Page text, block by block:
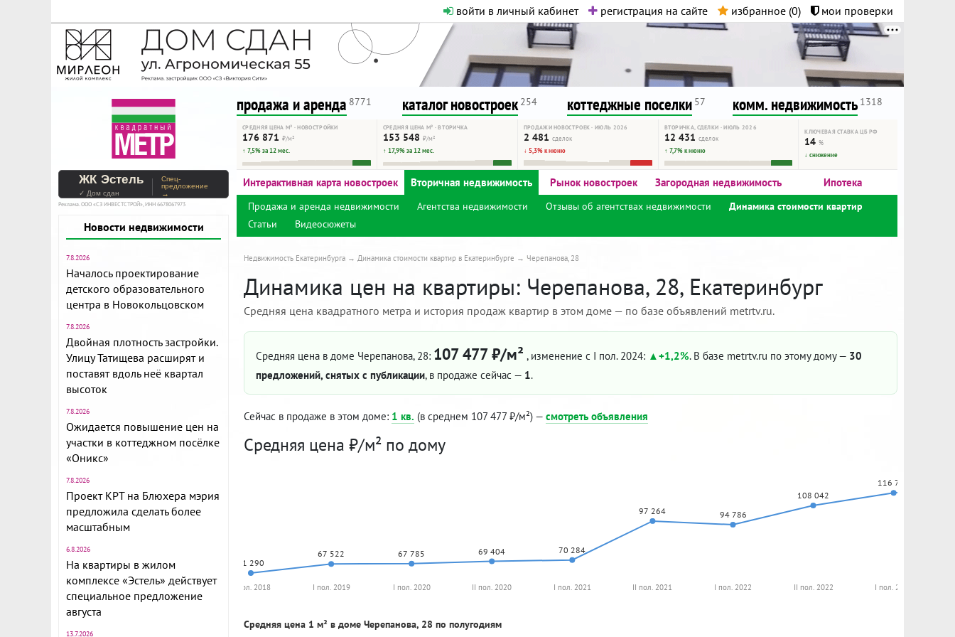
войти в личный кабинет регистрация на сайте избранное (0) мои проверки
На Метре реклама - только нормальная. Никакого шок-контента.
Помогайте независимому ресурсу, как он помогает вам. Удачи!
продажа и аренда 8771 каталог новостроек 254 коттеджные поселки 57 комм. недвижимость 1318
СРЕДНЯЯ ЦЕНА М² · НОВОСТРОЙКИ
176 871 ₽/м²
↑ 7,5% за 12 мес.
СРЕДНЯЯ ЦЕНА М² · ВТОРИЧКА
153 548 ₽/м²
↑ 17,9% за 12 мес.
ПРОДАЖИ НОВОСТРОЕК · ИЮЛЬ 2026
2 481 сделок
↓ 5,3% к июню
ВТОРИЧКА, СДЕЛКИ · ИЮЛЬ 2026
12 431 сделок
↑ 7,7% к июню
КЛЮЧЕВАЯ СТАВКА ЦБ РФ
14%
↓ снижение
ЖК Эстель
✓ Дом сдан
Спец-
предложение
→
Реклама. ООО «СЗ ИНВЕСТСТРОЙ», ИНН 6678067973
Новости недвижимости
7.8.2026
Началось проектирование
детского образовательного
центра в Новокольцовском
7.8.2026
Двойная плотность застройки.
Улицу Татищева расширят и
поставят вдоль неё квартал
высоток
7.8.2026
Ожидается повышение цен на
участки в коттеджном посёлке
«Оникс»
7.8.2026
Проект КРТ на Блюхера мэрия
предложила сделать более
масштабным
6.8.2026
На квартиры в жилом
комплексе «Эстель» действует
специальное предложение
августа
13.7.2026
Интерактивная карта новостроек Вторичная недвижимость Рынок новостроек Загородная недвижимость Ипотека
Продажа и аренда недвижимости Агентства недвижимости Отзывы об агентствах недвижимости
Динамика стоимости квартир
Статьи
Видеосюжеты
Недвижимость Екатеринбурга Динамика стоимости квартир в Екатеринбурге Черепанова, 28
Динамика цен на квартиры: Черепанова, 28, Екатеринбург
Средняя цена квадратного метра и история продаж квартир в этом доме — по базе объявлений metrtv.ru.
Средняя цена в доме Черепанова, 28: 107 477 ₽/м² , изменение с I пол. 2024: +1,2%. В базе metrtv.ru по этому дому — 30
предложений, снятых с публикации, в продаже сейчас — 1.
Сейчас в продаже в этом доме: 1 кв. (в среднем 107 477 ₽/м²) — смотреть объявления
Средняя цена ₽/м² по дому
61 290
67 522 67 785 69 404 70 284
97 264 94 786
108 042
116 766
II пол. 2018 I пол. 2019 I пол. 2020 II пол. 2020 I пол. 2021 II пол. 2021 I пол. 2022 II пол. 2022 I пол. 2023
Средняя цена 1 м² в доме Черепанова, 28 по полугодиям